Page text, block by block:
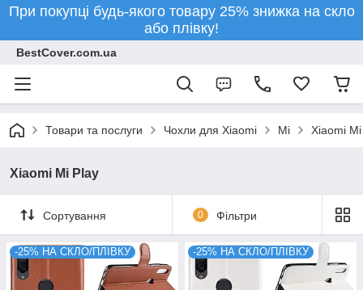
При покупці будь-якого товару 25% знижка на скло
або плівку!
BestCover.com.ua
Товари та послуги Чохли для Xiaomi Mi Xiaomi
Xiaomi Mi Play
Сортування 0 Фільтри
-25% НА СКЛО/ПЛІВКУ -25% НА СКЛО/ПЛІВКУ